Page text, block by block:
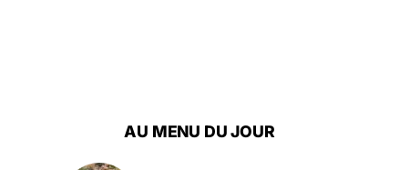
AU MENU DU JOUR